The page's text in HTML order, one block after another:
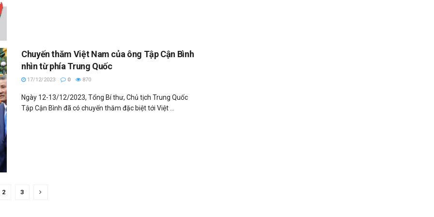
Chuyến thăm Việt Nam của ông Tập Cận Bình
nhìn từ phía Trung Quốc
17/12/2023 0 870
Ngày 12-13/12/2023, Tổng Bí thư, Chủ tịch Trung Quốc
Tập Cận Bình đã có chuyến thăm đặc biệt tới Việt ...
2 3